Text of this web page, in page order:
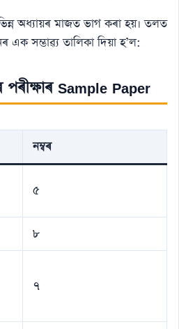
অধ্যায়ৰ মাজত ভাগ কৰা হয়। তলত
এক সম্ভাৱ্য তালিকা দিয়া হ’ল:
Sample Paper
নম্বৰ
৫
৮
৭